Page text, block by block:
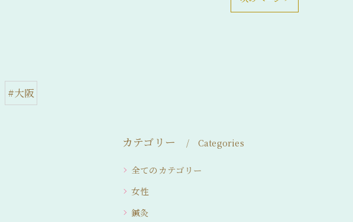
#大阪
カテゴリー Categories
全てのカテゴリー
女性
鍼灸